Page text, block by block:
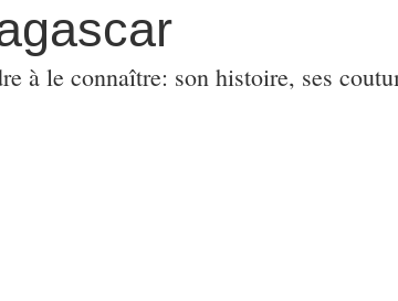
à le connaître: son histoire, ses